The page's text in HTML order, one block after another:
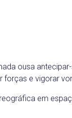
ousa
forças e vigorar
em